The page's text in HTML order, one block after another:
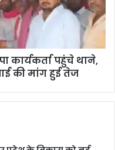
कार्यकर्ता पहुंचे थाने,
की मांग हुई तेज